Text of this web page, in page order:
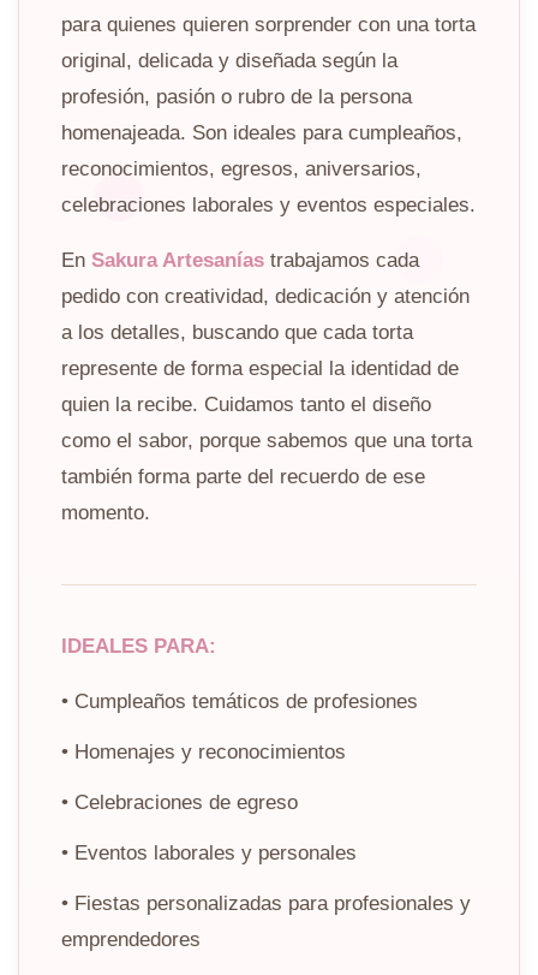
para quienes quieren sorprender con una torta
original, delicada y diseñada según la
profesión, pasión o rubro de la persona
homenajeada. Son ideales para cumpleaños,
reconocimientos, egresos, aniversarios,
celebraciones laborales y eventos especiales.
En Sakura Artesanías trabajamos cada
pedido con creatividad, dedicación y atención
a los detalles, buscando que cada torta
represente de forma especial la identidad de
quien la recibe. Cuidamos tanto el diseño
como el sabor, porque sabemos que una torta
también forma parte del recuerdo de ese
momento.
IDEALES PARA:
• Cumpleaños temáticos de profesiones
• Homenajes y reconocimientos
• Celebraciones de egreso
• Eventos laborales y personales
• Fiestas personalizadas para profesionales y
emprendedores